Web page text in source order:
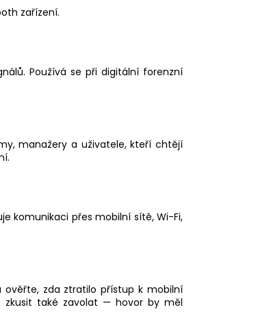
zařízení.
Používá se při digitální forenzní
manažery a uživatele, kteří chtějí
komunikaci přes mobilní sítě, Wi-Fi,
ověřte, zda ztratilo přístup k mobilní
zkusit také zavolat — hovor by měl